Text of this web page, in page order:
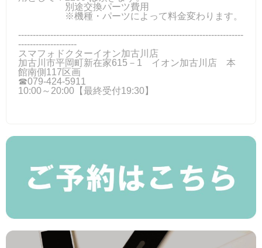
別途交換パーツ費用
※機種・パーツによって料金変わります。
-----------------------------------------------------------------------------
--------------------
スマフォドクターイオン加古川店
加古川市平岡町新在家615－1 イオン加古川店 本
館南側117区画
☎079-424‐5911
10:00～20:00【最終受付19:30】